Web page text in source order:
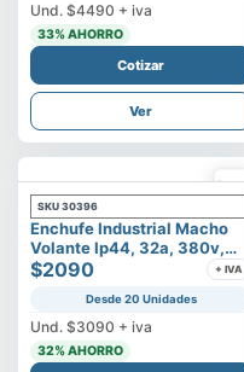
Und. $4490 + iva
33% AHORRO
Cotizar
Ver
SKU 30396
Enchufe Industrial Macho
Volante Ip44, 32a, 380v,
3p+t
$2090 + IVA
Desde 20 Unidades
Und. $3090 + iva
32% AHORRO